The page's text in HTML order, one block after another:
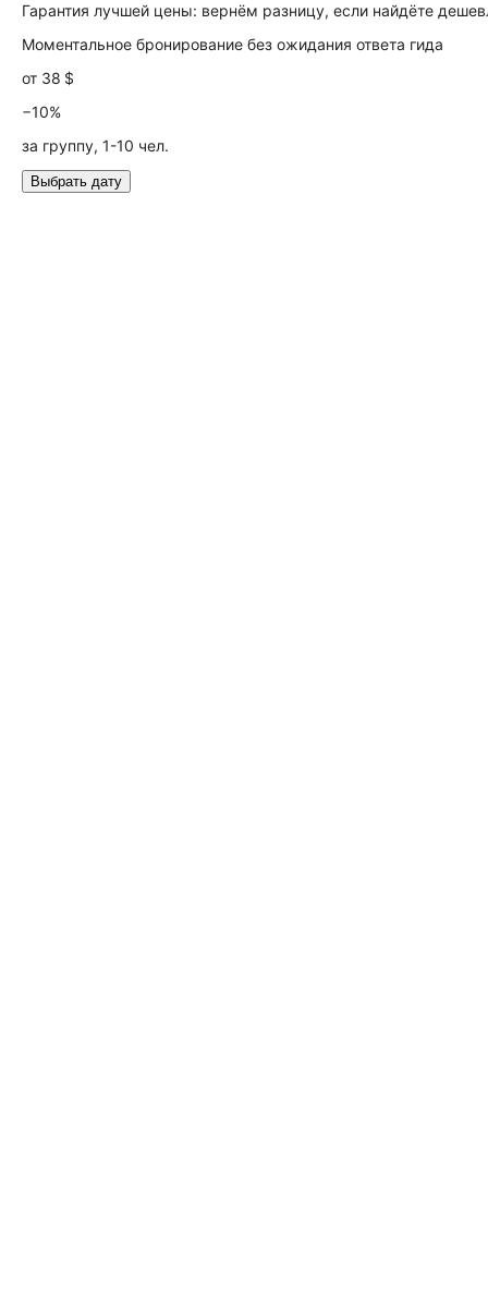
Гарантия лучшей цены: вернём разницу, если найдёте
Моментальное бронирование без ожидания ответа гида
от 38 $
−10%
за группу, 1-10 чел.
Выбрать дату